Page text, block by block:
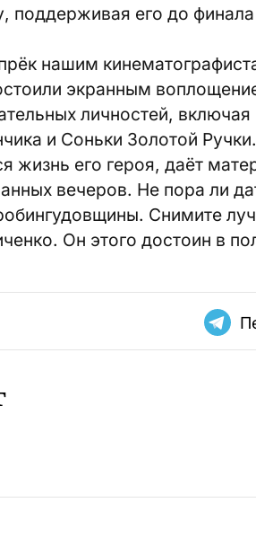
поддерживая его до финала
нашим
экранным
личностей,
и Соньки Золотой
жизнь его героя, даёт
вечеров. Не пора ли
Снимите
Он этого достоин в